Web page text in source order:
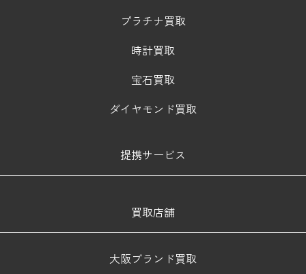
プラチナ買取
時計買取
宝石買取
ダイヤモンド買取
提携サービス
買取店舗
大阪ブランド買取